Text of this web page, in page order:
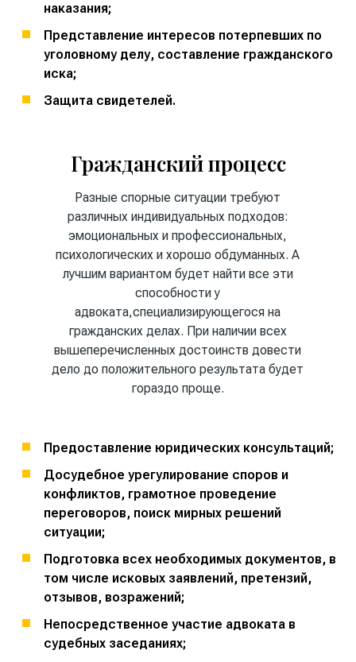
наказания;
Представление интересов потерпевших по
уголовному делу, составление гражданского
иска;
Защита свидетелей.
Гражданский процесс
Разные спорные ситуации требуют
различных индивидуальных подходов:
эмоциональных и профессиональных,
психологических и хорошо обдуманных. А
лучшим вариантом будет найти все эти
способности у
адвоката,специализирующегося на
гражданских делах. При наличии всех
вышеперечисленных достоинств довести
дело до положительного результата будет
гораздо проще.
Предоставление юридических консультаций;
Досудебное урегулирование споров и
конфликтов, грамотное проведение
переговоров, поиск мирных решений
ситуации;
Подготовка всех необходимых документов, в
том числе исковых заявлений, претензий,
отзывов, возражений;
Непосредственное участие адвоката в
судебных заседаниях;